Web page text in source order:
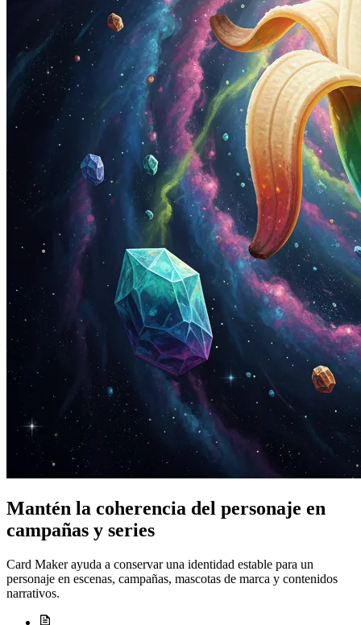
Mantén la coherencia del personaje en
campañas y series
Card Maker ayuda a conservar una identidad estable para un
personaje en escenas, campañas, mascotas de marca y contenidos
narrativos.